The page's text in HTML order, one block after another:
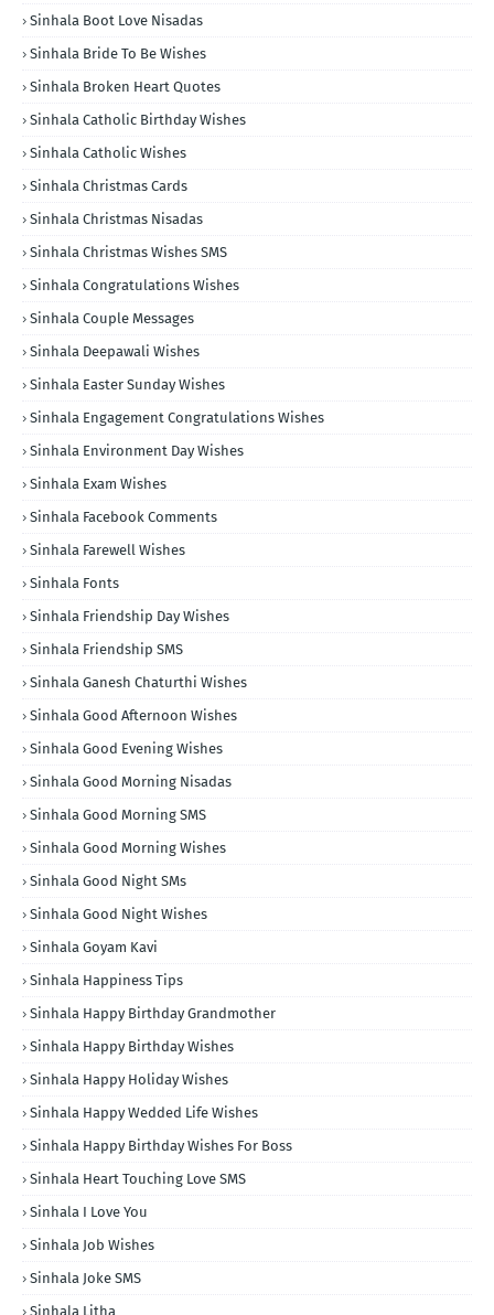
Sinhala Boot Love Nisadas
Sinhala Bride To Be Wishes
Sinhala Broken Heart Quotes
Sinhala Catholic Birthday Wishes
Sinhala Catholic Wishes
Sinhala Christmas Cards
Sinhala Christmas Nisadas
Sinhala Christmas Wishes SMS
Sinhala Congratulations Wishes
Sinhala Couple Messages
Sinhala Deepawali Wishes
Sinhala Easter Sunday Wishes
Sinhala Engagement Congratulations Wishes
Sinhala Environment Day Wishes
Sinhala Exam Wishes
Sinhala Facebook Comments
Sinhala Farewell Wishes
Sinhala Fonts
Sinhala Friendship Day Wishes
Sinhala Friendship SMS
Sinhala Ganesh Chaturthi Wishes
Sinhala Good Afternoon Wishes
Sinhala Good Evening Wishes
Sinhala Good Morning Nisadas
Sinhala Good Morning SMS
Sinhala Good Morning Wishes
Sinhala Good Night SMs
Sinhala Good Night Wishes
Sinhala Goyam Kavi
Sinhala Happiness Tips
Sinhala Happy Birthday Grandmother
Sinhala Happy Birthday Wishes
Sinhala Happy Holiday Wishes
Sinhala Happy Wedded Life Wishes
Sinhala Happy Birthday Wishes For Boss
Sinhala Heart Touching Love SMS
Sinhala I Love You
Sinhala Job Wishes
Sinhala Joke SMS
Sinhala Litha